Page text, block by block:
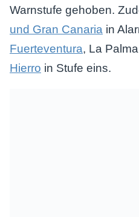
Warnstufe gehoben.
und Gran Canaria in
Fuerteventura, La
Hierro in Stufe eins.